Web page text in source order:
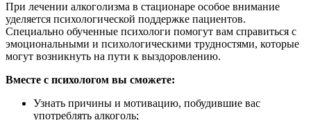
При лечении алкоголизма в стационаре особое внимание
уделяется психологической поддержке пациентов.
Специально обученные психологи помогут вам справиться с
эмоциональными и психологическими трудностями, которые
могут возникнуть на пути к выздоровлению.
Вместе с психологом вы сможете:
Узнать причины и мотивацию, побудившие вас
употреблять алкоголь;